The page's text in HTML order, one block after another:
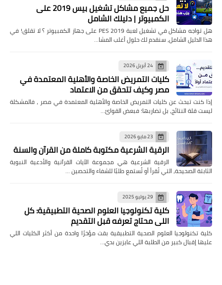
حل جميع مشاكل تشغيل بيس 2019 على
الكمبيوتر | دليلك الشامل
هل تواجه مشاكل في تشغيل لعبة PES 2019 على جهاز الكمبيوتر ؟ لا تقلق! في
هذا الدليل الشامل، سنقدم لك حلول أغلب المشا…
24 أبريل 2026
كليات التمريض الخاصة والأهلية المعتمدة في
مصر وكيف تتحقق من الاعتماد
إذا كنت تبحث عن كليات التمريض الخاصة والأهلية المعتمدة في مصر ، فالمشكلة
ليست قلة النتائج، بل تضاربها؛ فبعض القوائ…
23 مايو 2026
الرقية الشرعية مكتوبة كاملة من القرآن والسنة
الرقية الشرعية هي مجموعة الآيات القرآنية والأدعية النبوية
الثابتة الصحيحة، التي تُقرأ أو تُستمع طلبًا للشفاء والتحصين …
29 يوليو 2025
كلية تكنولوجيا العلوم الصحية التطبيقية: كل
اللي محتاج تعرفه قبل التقديم
كلية تكنولوجيا العلوم الصحية التطبيقية بقت مؤخرًا واحدة من أكثر الكليات اللي
عليها إقبال كبير من الطلبة اللي عايزين بدي…